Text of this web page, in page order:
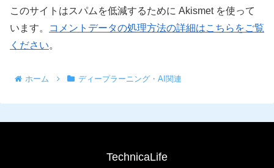
このサイトはスパムを低減するために Akismet を使って
います。
コメントデータの処理方法の詳細はこちらをご覧
ください。
ホーム ディープラーニング・AI関連
TechnicaLife